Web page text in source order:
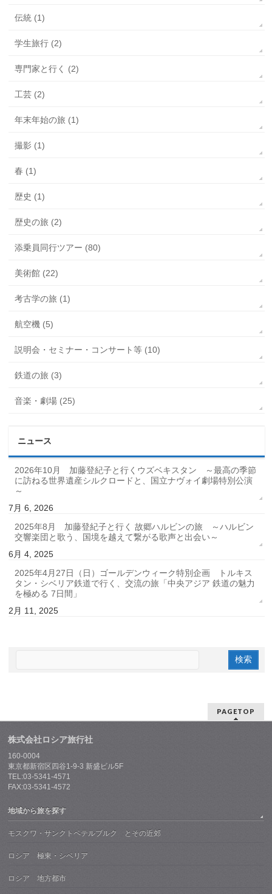
伝統 (1)
学生旅行 (2)
専門家と行く (2)
工芸 (2)
年末年始の旅 (1)
撮影 (1)
春 (1)
歴史 (1)
歴史の旅 (2)
添乗員同行ツアー (80)
美術館 (22)
考古学の旅 (1)
航空機 (5)
説明会・セミナー・コンサート等 (10)
鉄道の旅 (3)
音楽・劇場 (25)
ニュース
2026年10月 加藤登紀子と行くウズベキスタン ～最高の季節
に訪ねる世界遺産シルクロードと、国立ナヴォイ劇場特別公演
～
7月 6, 2026
2025年8月 加藤登紀子と行く 故郷ハルビンの旅 ～ハルビン
交響楽団と歌う、国境を越えて繋がる歌声と出会い～
6月 4, 2025
2025年4月27日（日）ゴールデンウィーク特別企画 トルキス
タン・シベリア鉄道で行く、交流の旅「中央アジア 鉄道の魅力
を極める 7日間」
2月 11, 2025
PAGETOP
株式会社ロシア旅行社
160-0004
東京都新宿区四谷1-9-3 新盛ビル5F
TEL:03-5341-4571
FAX:03-5341-4572
地域から旅を探す
モスクワ・サンクトペテルブルク とその近郊
ロシア 極東・シベリア
ロシア 地方都市